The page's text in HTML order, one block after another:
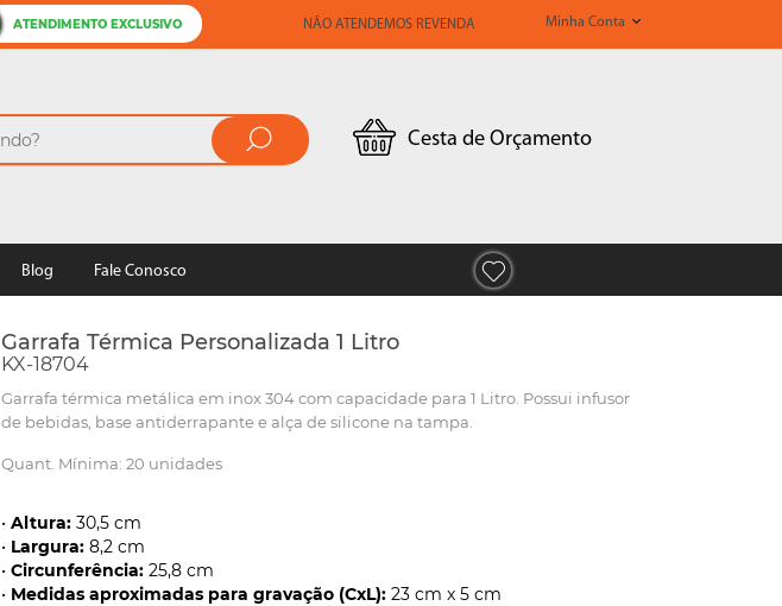
ATENDIMENTO EXCLUSIVO NÃO ATENDEMOS REVENDA Minha Conta
Cesta de Orçamento
Blog Fale Conosco
Garrafa Térmica Personalizada 1 Litro
KX-18704
Garrafa térmica metálica em inox 304 com capacidade para 1 Litro. Possui infusor
de bebidas, base antiderrapante e alça de silicone na tampa.
Quant. Mínima: 20 unidades
• Altura: 30,5 cm
• Largura: 8,2 cm
• Circunferência: 25,8 cm
• Medidas aproximadas para gravação (CxL): 23 cm x 5 cm